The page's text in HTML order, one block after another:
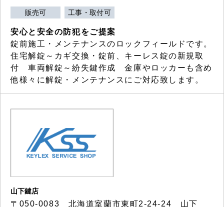
販売可 工事・取付可
安心と安全の防犯をご提案
錠前施工・メンテナンスのロックフィールドです。
住宅解錠～カギ交換・錠前、キーレス錠の新規取
付 車両解錠～紛失鍵作成 金庫やロッカーも含め
他様々に解錠・メンテナンスにご対応致します。
山下鍵店
〒050-0083 北海道室蘭市東町2-24-24 山下